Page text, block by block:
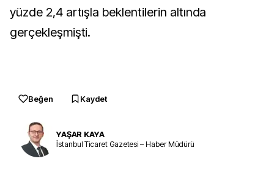
yüzde 2,4 artışla beklentilerin altında
gerçekleşmişti.
Beğen Kaydet
YAŞAR KAYA
İstanbul Ticaret Gazetesi – Haber Müdürü